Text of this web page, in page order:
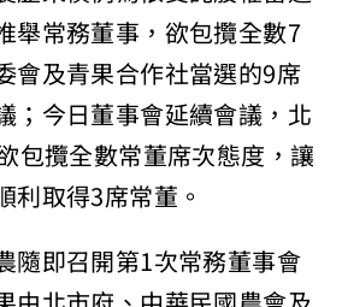
舉常務董事，欲包攬全數7
及青果合作社當選的9席
今日董事會延續會議，北
包攬全數常董席次態度，讓
取得3席常董。
隨即召開第1次常務董事會